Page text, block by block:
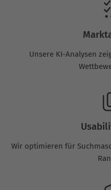
Unsere KI-Analysen
Wir optimieren für